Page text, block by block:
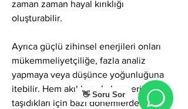
👋 Soru Sor
zaman zaman hayal kırıklığı
oluşturabilir.
Ayrıca güçlü zihinsel enerjileri onları
mükemmeliyetçiliğe, fazla analiz
yapmaya veya düşünce yoğunluğuna
itebilir. Hem akıl hem kalp enerjisini
taşıdıkları için bazı dönemlerde içsel